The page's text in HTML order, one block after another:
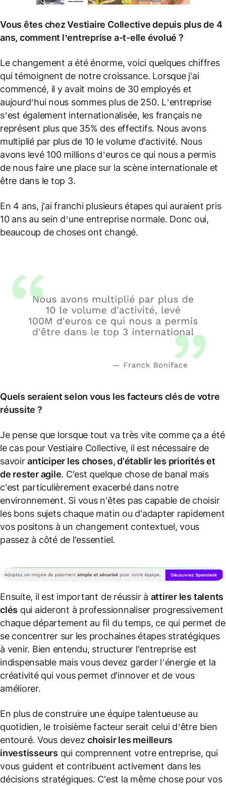
Vous êtes chez Vestiaire Collective depuis plus de 4
ans, comment l’entreprise a-t-elle évolué ?
Le changement a été énorme, voici quelques chiffres
qui témoignent de notre croissance. Lorsque j'ai
commencé, il y avait moins de 30 employés et
aujourd’hui nous sommes plus de 250. L’entreprise
s’est également internationalisée, les français ne
représent plus que 35% des effectifs. Nous avons
multiplié par plus de 10 le volume d'activité. Nous
avons levé 100 millions d’euros ce qui nous a permis
de nous faire une place sur la scène internationale et
être dans le top 3.
En 4 ans, j'ai franchi plusieurs étapes qui auraient pris
10 ans au sein d’une entreprise normale. Donc oui,
beaucoup de choses ont changé.
Quels seraient selon vous les facteurs clés de votre
réussite ?
Je pense que lorsque tout va très vite comme ça a été
le cas pour Vestiaire Collective, il est nécessaire de
savoiranticiper les choses, d'établir les priorités et
de rester agile. C'est quelque chose de banal mais
c'est particulièrement exacerbé dans notre
environnement. Si vous n'êtes pas capable de choisir
les bons sujets chaque matin ou d'adapter rapidement
vos positons à un changement contextuel, vous
passez à côté de l'essentiel.
Ensuite, il est important de réussir à attirer les talents
clés qui aideront à professionnaliser progressivement
chaque département au fil du temps, ce qui permet de
se concentrer sur les prochaines étapes stratégiques
à venir. Bien entendu, structurer l'entreprise est
indispensable mais vous devez garder l’énergie et la
créativité qui vous permet d'innover et de vous
améliorer.
En plus de construire une équipe talentueuse au
quotidien, le troisième facteur serait celui d’être bien
entouré. Vous devezchoisir les meilleurs
investisseurs qui comprennent votre entreprise, qui
vous guident et contribuent activement dans les
décisions stratégiques. C'est la même chose pour vos